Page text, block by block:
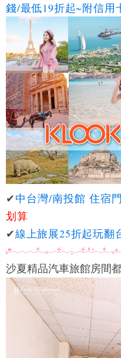
錢/最低19折起~附信用
✔中台灣/南投館 住宿
划算
✔線上旅展25折起玩翻
沙夏精品汽車旅館房間